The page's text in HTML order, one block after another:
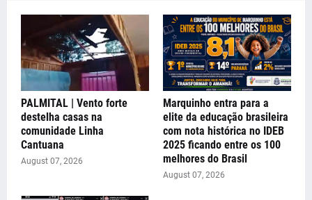
PALMITAL | Vento forte
destelha casas na
comunidade Linha
Cantuana
August 07, 2026
Marquinho entra para a
elite da educação brasileira
com nota histórica no IDEB
2025 ficando entre os 100
melhores do Brasil
August 07, 2026